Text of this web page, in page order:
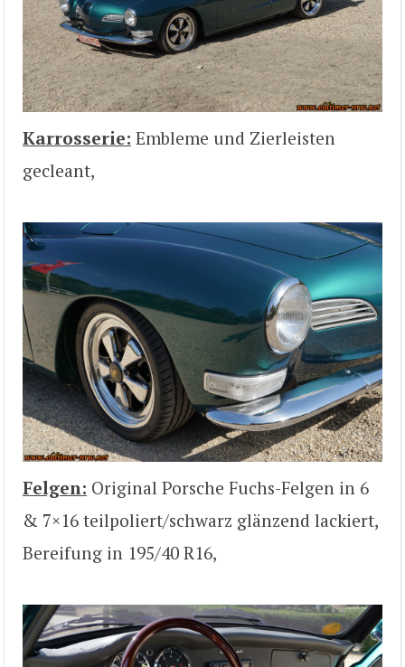
Karrosserie: Embleme und Zierleisten
gecleant,
Felgen: Original Porsche Fuchs-Felgen in 6
& 7×16 teilpoliert/schwarz glänzend lackiert,
Bereifung in 195/40 R16,